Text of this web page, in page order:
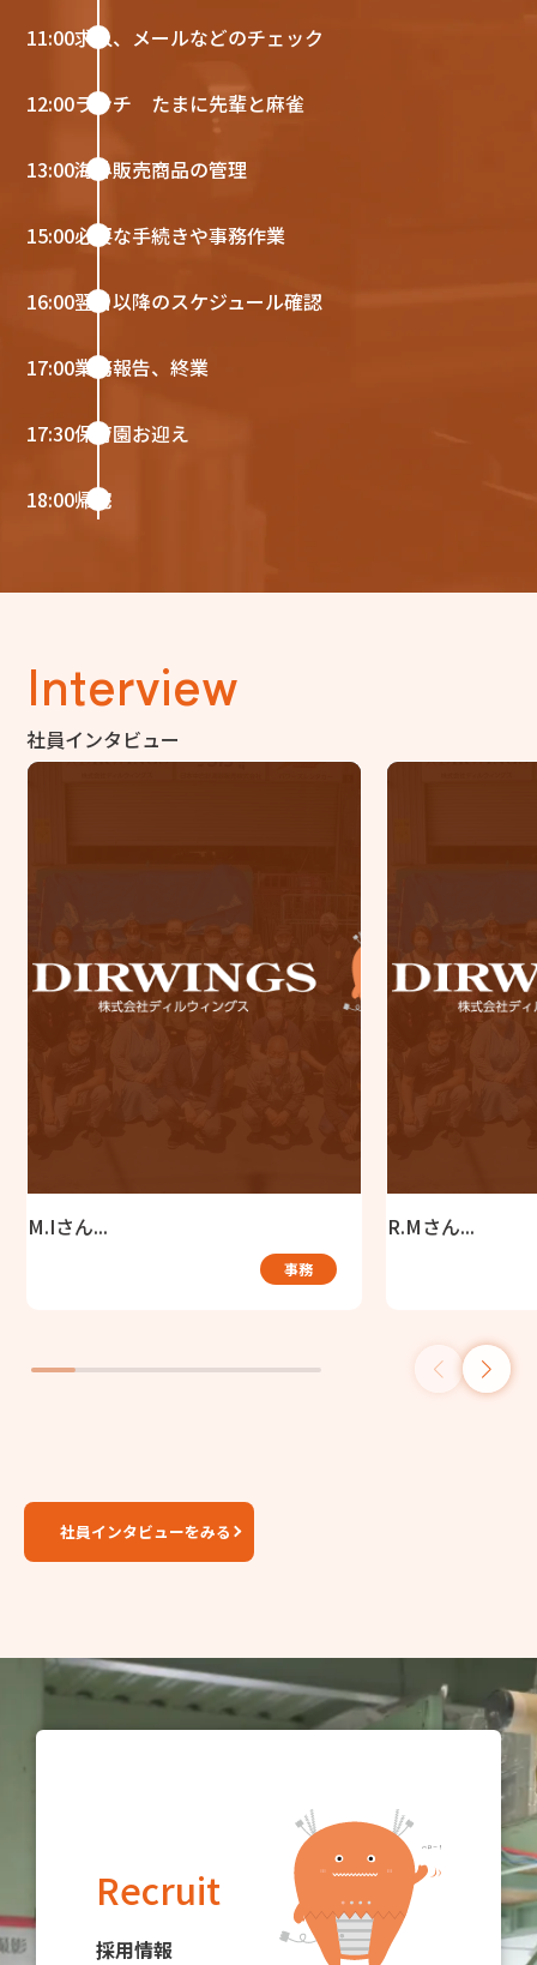
11:00求人、メールなどのチェック
12:00ランチ たまに先輩と麻雀
13:00海外販売商品の管理
15:00必要な手続きや事務作業
16:00翌日以降のスケジュール確認
17:00業務報告、終業
17:30保育園お迎え
18:00帰宅
Interview
社員インタビュー
M.Iさん...
事務
R.Mさん...
社員インタビューをみる
Recruit
採用情報